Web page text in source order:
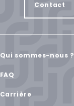
Contact
Qui sommes-nous ?
FAQ
Carrière